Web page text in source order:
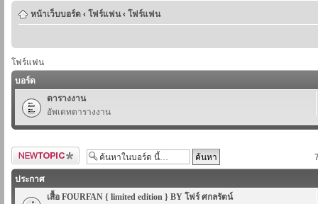
หน้าเว็บบอร์ด ‹ โฟร์แฟน ‹ โฟร์แฟน
โฟร์แฟน
บอร์ด
ตารางงาน
อัพเดทตารางงาน
ตั้งกระทู้ใหม่
ประกาศ
เสื้อ FOURFAN { limited edition } BY โฟร์ ศกลรัตน์